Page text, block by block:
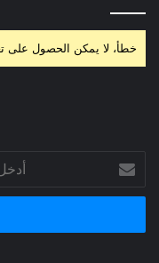
خطأ، لا يمكن الحصول على
بريدك
الإلكتروني